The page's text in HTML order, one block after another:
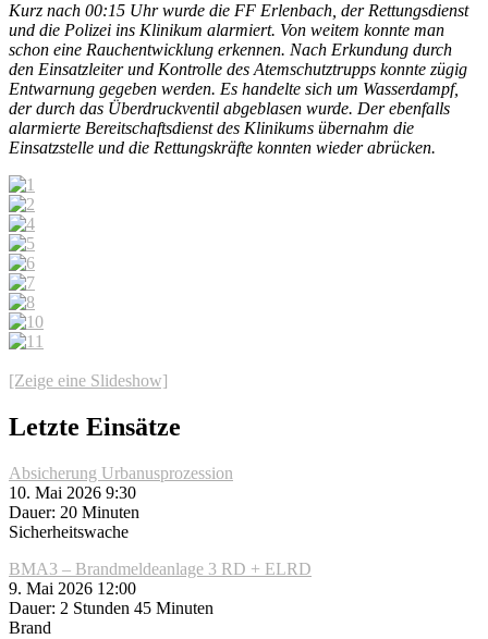
Kurz nach 00:15 Uhr wurde die FF Erlenbach, der Rettungsdienst
und die Polizei ins Klinikum alarmiert. Von weitem konnte man
schon eine Rauchentwicklung erkennen. Nach Erkundung durch
den Einsatzleiter und Kontrolle des Atemschutztrupps konnte zügig
Entwarnung gegeben werden. Es handelte sich um Wasserdampf,
der durch das Überdruckventil abgeblasen wurde. Der ebenfalls
alarmierte Bereitschaftsdienst des Klinikums übernahm die
Einsatzstelle und die Rettungskräfte konnten wieder abrücken.
[Zeige eine Slideshow]
Letzte Einsätze
Absicherung Urbanusprozession
10. Mai 2026 9:30
Dauer: 20 Minuten
Sicherheitswache
BMA3 – Brandmeldeanlage 3 RD + ELRD
9. Mai 2026 12:00
Dauer: 2 Stunden 45 Minuten
Brand